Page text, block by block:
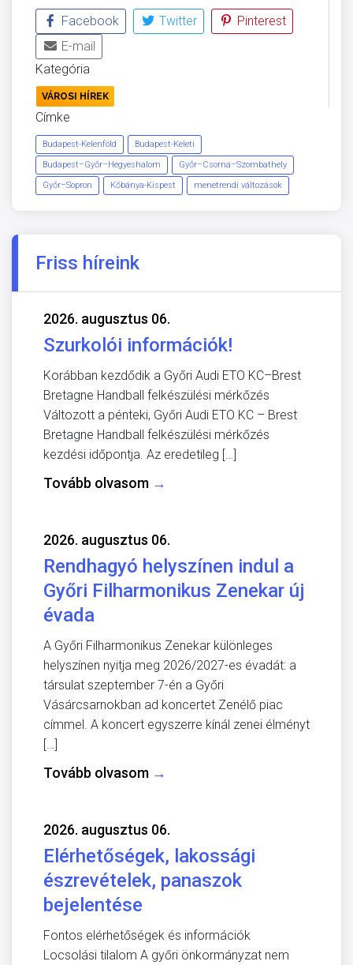
Facebook
Twitter
Pinterest
E-mail
Kategória
VÁROSI HÍREK
Címke
Budapest-Kelenföld
Budapest-Keleti
Budapest–Győr–Hegyeshalom
Győr–Csorna–Szombathely
Győr–Sopron
Kőbánya-Kispest menetrendi változások
Friss híreink
2026. augusztus 06.
Szurkolói információk!
Korábban kezdődik a Győri Audi ETO KC–Brest
Bretagne Handball felkészülési mérkőzés
Változott a pénteki, Győri Audi ETO KC – Brest
Bretagne Handball felkészülési mérkőzés
kezdési időpontja. Az eredetileg […]
Tovább olvasom →
2026. augusztus 06.
Rendhagyó helyszínen indul a
Győri Filharmonikus Zenekar új
évada
A Győri Filharmonikus Zenekar különleges
helyszínen nyitja meg 2026/2027-es évadát: a
társulat szeptember 7-én a Győri
Vásárcsarnokban ad koncertet Zenélő piac
címmel. A koncert egyszerre kínál zenei élményt
[…]
Tovább olvasom →
2026. augusztus 06.
Elérhetőségek, lakossági
észrevételek, panaszok
bejelentése
Fontos elérhetőségek és információk
Locsolási tilalom A győri önkormányzat nem